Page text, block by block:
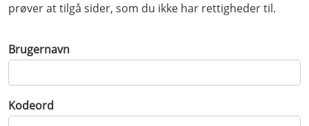
prøver at tilgå sider, som du ikke har rettigheder til.
Brugernavn
Kodeord